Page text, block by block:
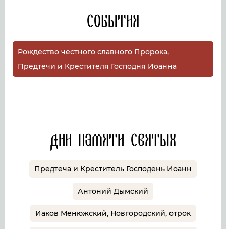
События
Рождество честного славного Пророка,
Предтечи и Крестителя Господня Иоанна
Дни памяти святых
Предтеча и Креститель Господень Иоанн
Антоний Дымский
Иаков Менюжский, Новгородский, отрок